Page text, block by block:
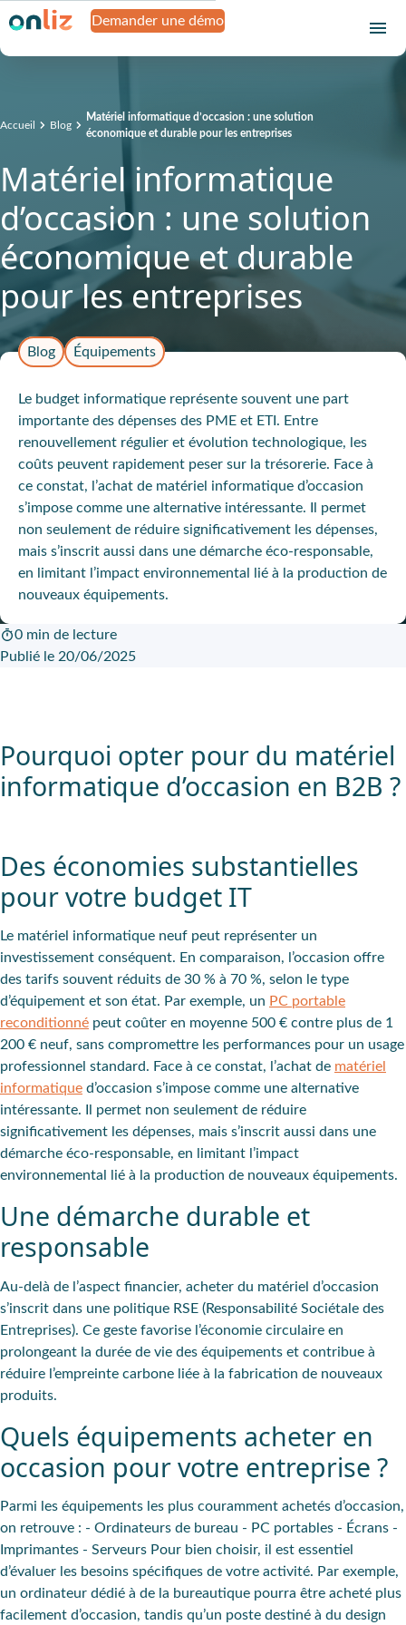
Demander une démo
Accueil Blog
Matériel informatique d’occasion : une solution
économique et durable pour les entreprises
Matériel informatique
d’occasion : une solution
économique et durable
pour les entreprises
Blog Équipements
Le budget informatique représente souvent une part
importante des dépenses des PME et ETI. Entre
renouvellement régulier et évolution technologique, les
coûts peuvent rapidement peser sur la trésorerie. Face à
ce constat, l’achat de matériel informatique d’occasion
s’impose comme une alternative intéressante. Il permet
non seulement de réduire significativement les dépenses,
mais s’inscrit aussi dans une démarche éco-responsable,
en limitant l’impact environnemental lié à la production de
nouveaux équipements.
0 min de lecture
Publié le 20/06/2025
Pourquoi opter pour du matériel
informatique d’occasion en B2B ?
Des économies substantielles
pour votre budget IT
Le matériel informatique neuf peut représenter un
investissement conséquent. En comparaison, l’occasion offre
des tarifs souvent réduits de 30 % à 70 %, selon le type
d’équipement et son état. Par exemple, un PC portable
reconditionné peut coûter en moyenne 500 € contre plus de 1
200 € neuf, sans compromettre les performances pour un usage
professionnel standard. Face à ce constat, l’achat de matériel
informatique d’occasion s’impose comme une alternative
intéressante. Il permet non seulement de réduire
significativement les dépenses, mais s’inscrit aussi dans une
démarche éco-responsable, en limitant l’impact
environnemental lié à la production de nouveaux équipements.
Une démarche durable et
responsable
Au-delà de l’aspect financier, acheter du matériel d’occasion
s’inscrit dans une politique RSE (Responsabilité Sociétale des
Entreprises). Ce geste favorise l’économie circulaire en
prolongeant la durée de vie des équipements et contribue à
réduire l’empreinte carbone liée à la fabrication de nouveaux
produits.
Quels équipements acheter en
occasion pour votre entreprise ?
Parmi les équipements les plus couramment achetés d’occasion,
on retrouve : - Ordinateurs de bureau - PC portables - Écrans -
Imprimantes - Serveurs Pour bien choisir, il est essentiel
d’évaluer les besoins spécifiques de votre activité. Par exemple,
un ordinateur dédié à de la bureautique pourra être acheté plus
facilement d’occasion, tandis qu’un poste destiné à du design